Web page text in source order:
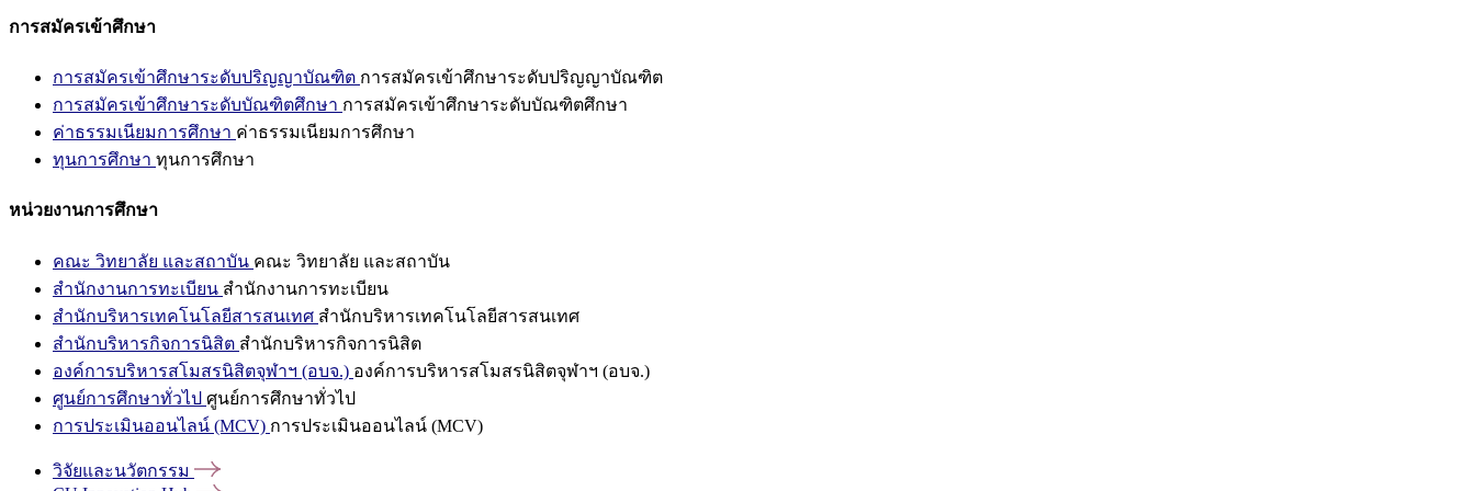
การสมัครเข้าศึกษา
การสมัครเข้าศึกษาระดับปริญญาบัณฑิต การสมัครเข้าศึกษาระดับปริญญาบัณฑิต
การสมัครเข้าศึกษาระดับบัณฑิตศึกษา การสมัครเข้าศึกษาระดับบัณฑิตศึกษา
ค่าธรรมเนียมการศึกษา ค่าธรรมเนียมการศึกษา
ทุนการศึกษา ทุนการศึกษา
หน่วยงานการศึกษา
คณะ วิทยาลัย และสถาบัน คณะ วิทยาลัย และสถาบัน
สำนักงานการทะเบียน สำนักงานการทะเบียน
สำนักบริหารเทคโนโลยีสารสนเทศ สำนักบริหารเทคโนโลยีสารสนเทศ
สำนักบริหารกิจการนิสิต สำนักบริหารกิจการนิสิต
องค์การบริหารสโมสรนิสิตจุฬาฯ (อบจ.) องค์การบริหารสโมสรนิสิตจุฬาฯ (อบจ.)
ศูนย์การศึกษาทั่วไป ศูนย์การศึกษาทั่วไป
การประเมินออนไลน์ (MCV) การประเมินออนไลน์ (MCV)
วิจัยและนวัตกรรม